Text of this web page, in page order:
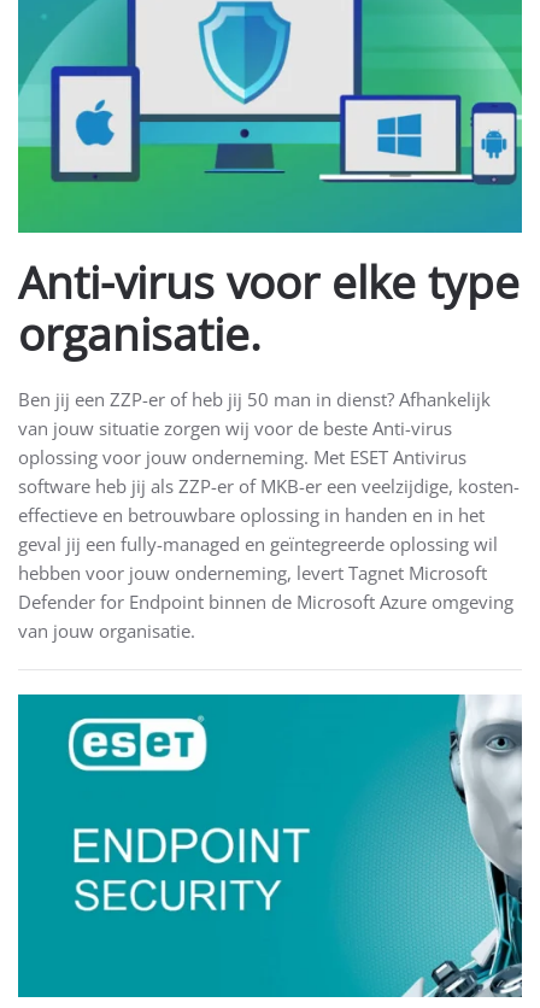
Anti-virus voor elke type
organisatie.
Ben jij een ZZP-er of heb jij 50 man in dienst? Afhankelijk
van jouw situatie zorgen wij voor de beste Anti-virus
oplossing voor jouw onderneming. Met ESET Antivirus
software heb jij als ZZP-er of MKB-er een veelzijdige, kosten-
effectieve en betrouwbare oplossing in handen en in het
geval jij een fully-managed en geïntegreerde oplossing wil
hebben voor jouw onderneming, levert Tagnet Microsoft
Defender for Endpoint binnen de Microsoft Azure omgeving
van jouw organisatie.